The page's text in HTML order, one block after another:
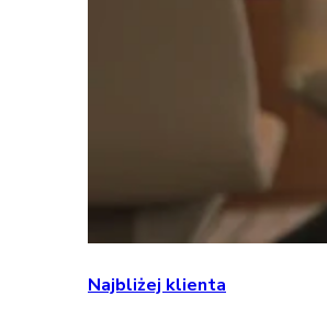
Najbliżej klienta